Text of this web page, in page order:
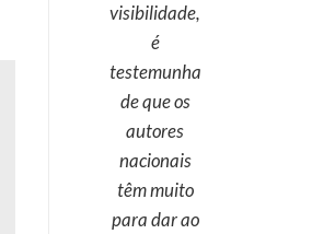
visibilidade,
é
testemunha
de que os
autores
nacionais
têm muito
para dar ao